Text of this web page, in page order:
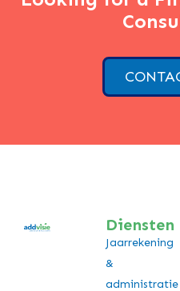
Diensten
Jaarrekening
&
administratie